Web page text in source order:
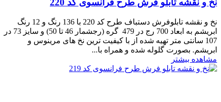
نخ و نقشه تابلو فرش طرح فرانسوی کد 220
نخ و نقشه تابلوفرش دستباف طرح کد 220 با 136 رنگ و 12 رنگ
ابریشم به ابعاد 700 رج در 479 گره (رجشمار 46 تا 50) و سایز 73 در
107 سانتی متر تهیه شده از با کیفیت ترین نخ های مرینوس و
ابریشم. بصورت گلوله شده و همراه با...
مشاهده بیشتر